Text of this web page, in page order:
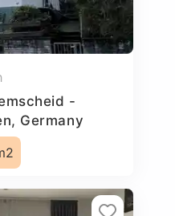
-
Germany